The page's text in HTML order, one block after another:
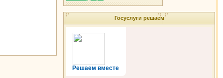
Госуслуги решаем
Решаем вместе